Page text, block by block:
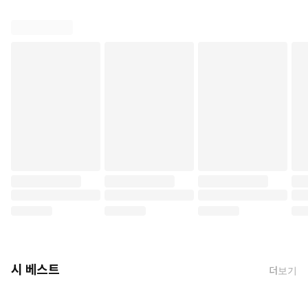
시 베스트 더보기